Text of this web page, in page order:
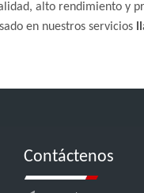
alto rendimiento y
en nuestros servicios
Contáctenos